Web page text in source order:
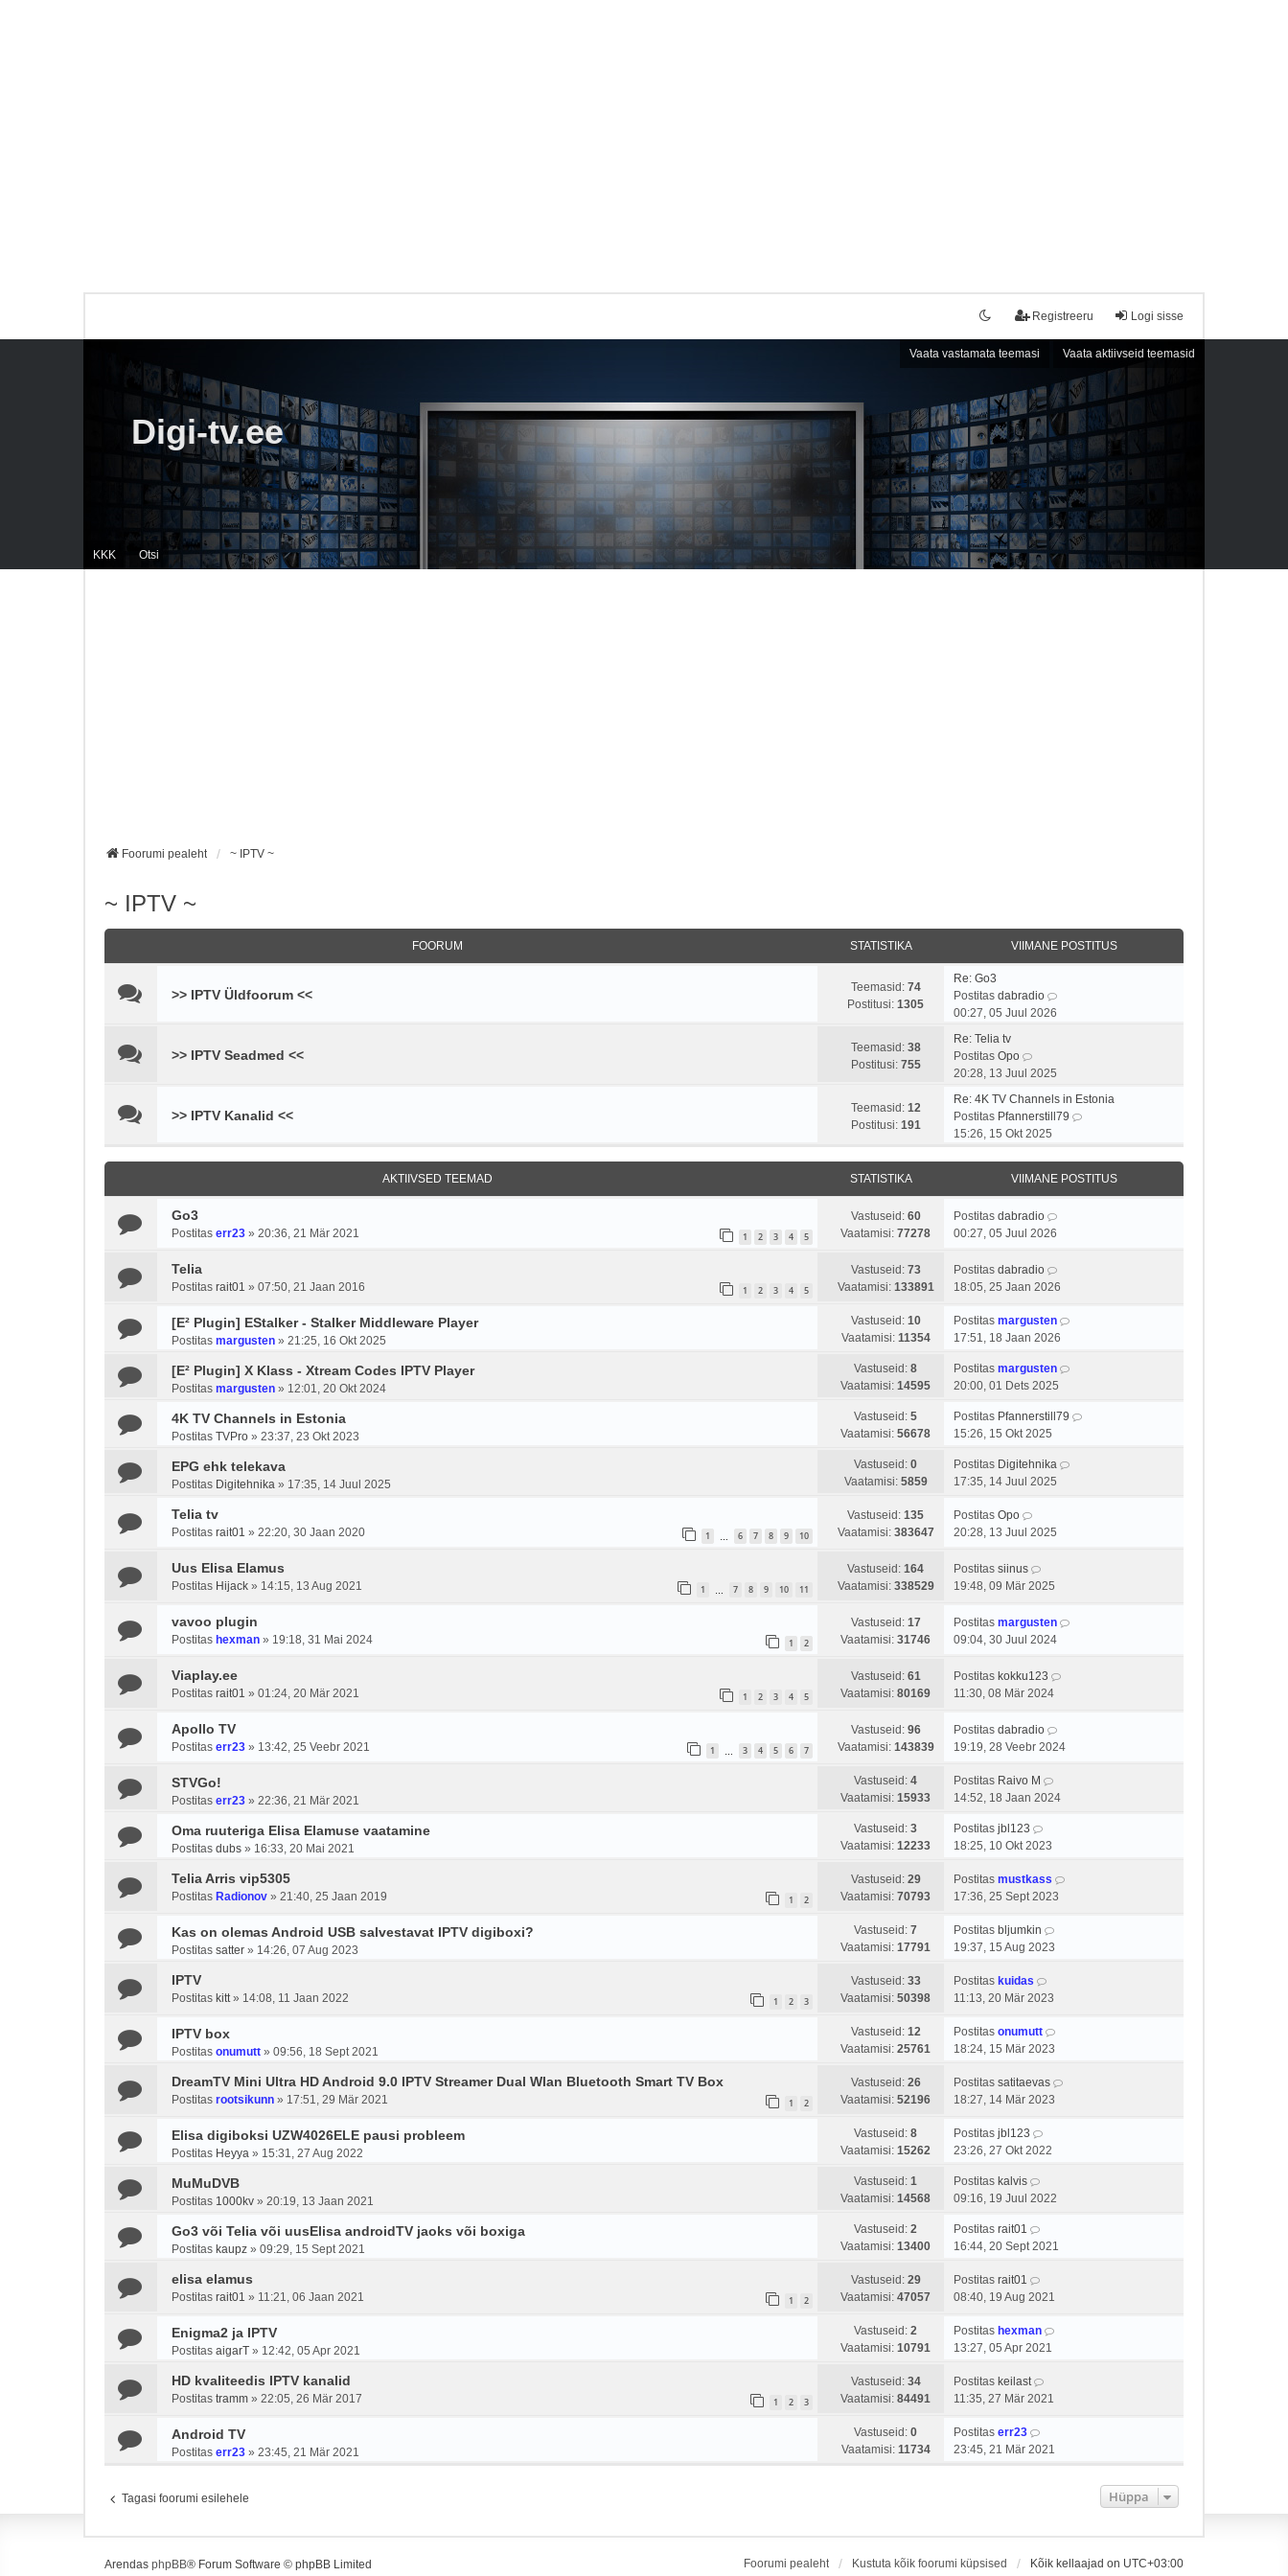
Logi sisse
Registreeru
Vaata vastamata teemasi Vaata aktiivseid teemasid
KKK Otsi
Digi-tv.ee
Foorumi pealeht ~ IPTV ~
~ IPTV ~
FOORUM STATISTIKA VIIMANE POSTITUS
>> IPTV Üldfoorum << Teemasid: 74
Postitusi: 1305
Re: Go3
Postitas dabradio
i
i
a
t
s
t
00:27, 05 Juul 2026
>> IPTV Seadmed << Teemasid: 38
Postitusi: 755
Re: Telia tv
Postitas Opo
a
t
a
v
i
i
m
a
s
p
o
i
u
s
20:28, 13 Juul 2025
>> IPTV Kanalid << Teemasid: 12
Postitusi: 191
Re: 4K TV Channels in Estonia
Postitas Pfannerstill79
a
a
15:26, 15 Okt 2025
AKTIIVSED TEEMAD STATISTIKA VIIMANE POSTITUS
Go3
Postitas err23 » 20:36, 21 Mär 2021 1 2 3 4 5
Vastuseid: 60
Vaatamisi: 77278
Postitas dabradio
00:27, 05 Juul 2026
Telia
Postitas rait01 » 07:50, 21 Jaan 2016 1 2 3 4 5
Vastuseid: 73
Vaatamisi: 133891
Postitas dabradio
18:05, 25 Jaan 2026
[E² Plugin] EStalker - Stalker Middleware Player
Postitas margusten » 21:25, 16 Okt 2025
Vastuseid: 10
Vaatamisi: 11354
Postitas margusten
17:51, 18 Jaan 2026
[E² Plugin] X Klass - Xtream Codes IPTV Player
Postitas margusten » 12:01, 20 Okt 2024
Vastuseid: 8
Vaatamisi: 14595
Postitas margusten
20:00, 01 Dets 2025
4K TV Channels in Estonia
Postitas TVPro » 23:37, 23 Okt 2023
Vastuseid: 5
Vaatamisi: 56678
Postitas Pfannerstill79
15:26, 15 Okt 2025
EPG ehk telekava
Postitas Digitehnika » 17:35, 14 Juul 2025
Vastuseid: 0
Vaatamisi: 5859
Postitas Digitehnika
17:35, 14 Juul 2025
Telia tv
Postitas rait01 » 22:20, 30 Jaan 2020 1 6 7 8 9 10
Vastuseid: 135
Vaatamisi: 383647
Postitas Opo
20:28, 13 Juul 2025
Uus Elisa Elamus
Postitas Hijack » 14:15, 13 Aug 2021 1 7 8 9 10 11
Vastuseid: 164
Vaatamisi: 338529
Postitas siinus
19:48, 09 Mär 2025
vavoo plugin
Postitas hexman » 19:18, 31 Mai 2024 1 2
Vastuseid: 17
Vaatamisi: 31746
Postitas margusten
09:04, 30 Juul 2024
Viaplay.ee
Postitas rait01 » 01:24, 20 Mär 2021 1 2 3 4 5
Vastuseid: 61
Vaatamisi: 80169
Postitas kokku123
11:30, 08 Mär 2024
Apollo TV
Postitas err23 » 13:42, 25 Veebr 2021 1 3 4 5 6 7
Vastuseid: 96
Vaatamisi: 143839
Postitas dabradio
19:19, 28 Veebr 2024
STVGo!
Postitas err23 » 22:36, 21 Mär 2021
Vastuseid: 4
Vaatamisi: 15933
Postitas Raivo M
14:52, 18 Jaan 2024
Oma ruuteriga Elisa Elamuse vaatamine
Postitas dubs » 16:33, 20 Mai 2021
Vastuseid: 3
Vaatamisi: 12233
Postitas jbl123
18:25, 10 Okt 2023
Telia Arris vip5305
Postitas Radionov » 21:40, 25 Jaan 2019 1 2
Vastuseid: 29
Vaatamisi: 70793
Postitas mustkass
17:36, 25 Sept 2023
Kas on olemas Android USB salvestavat IPTV digiboxi?
Postitas satter » 14:26, 07 Aug 2023
Vastuseid: 7
Vaatamisi: 17791
Postitas bljumkin
19:37, 15 Aug 2023
IPTV
Postitas kitt» 14:08, 11 Jaan 2022 1 2 3
Vastuseid: 33
Vaatamisi: 50398
Postitas kuidas
11:13, 20 Mär 2023
IPTV box
Postitas onumutt » 09:56, 18 Sept 2021
Vastuseid: 12
Vaatamisi: 25761
Postitas onumutt
18:24, 15 Mär 2023
DreamTV Mini Ultra HD Android 9.0 IPTV Streamer Dual Wlan Bluetooth Smart TV Box
Postitas rootsikunn » 17:51, 29 Mär 2021 1 2
Vastuseid: 26
Vaatamisi: 52196
Postitas satitaevas
18:27, 14 Mär 2023
Elisa digiboksi UZW4026ELE pausi probleem
Postitas Heyya » 15:31, 27 Aug 2022
Vastuseid: 8
Vaatamisi: 15262
Postitas jbl123
23:26, 27 Okt 2022
MuMuDVB
Postitas 1000kv » 20:19, 13 Jaan 2021
Vastuseid: 1
Vaatamisi: 14568
Postitas kalvis
09:16, 19 Juul 2022
Go3 või Telia või uusElisa androidTV jaoks või boxiga
Postitas kaupz » 09:29, 15 Sept 2021
Vastuseid: 2
Vaatamisi: 13400
Postitas rait01
16:44, 20 Sept 2021
elisa elamus
Postitas rait01 » 11:21, 06 Jaan 2021 1 2
Vastuseid: 29
Vaatamisi: 47057
Postitas rait01
08:40, 19 Aug 2021
Enigma2 ja IPTV
Postitas aigarT » 12:42, 05 Apr 2021
Vastuseid: 2
Vaatamisi: 10791
Postitas hexman
13:27, 05 Apr 2021
HD kvaliteedis IPTV kanalid
Postitas tramm » 22:05, 26 Mär 2017 1 2 3
Vastuseid: 34
Vaatamisi: 84491
Postitas keilast
11:35, 27 Mär 2021
Android TV
Postitas err23 » 23:45, 21 Mär 2021
Vastuseid: 0
Vaatamisi: 11734
Postitas err23
23:45, 21 Mär 2021
Tagasi foorumi esilehele Hüppa
Foorumi pealeht Kustuta kõik foorumi küpsised Kõik kellaajad on UTC+03:00
Arendas phpBB® Forum Software © phpBB Limited